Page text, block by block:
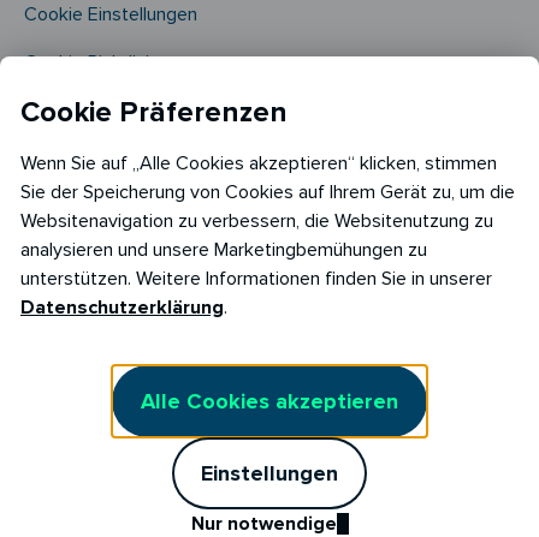
Cookie Einstellungen
Cookie Richtlinie​
Copyright © 2026
RABOT Energy DE GmbH
Hopfenmarkt 33,
Cookie Präferenzen
Wenn Sie auf „Alle Cookies akzeptieren“ klicken, stimmen
Sie der Speicherung von Cookies auf Ihrem Gerät zu, um die
Websitenavigation zu verbessern, die Websitenutzung zu
analysieren und unsere Marketingbemühungen zu
unterstützen. Weitere Informationen finden Sie in unserer
Datenschutzerklärung.
Alle Cookies akzeptieren
Einstellungen
Nur notwendige